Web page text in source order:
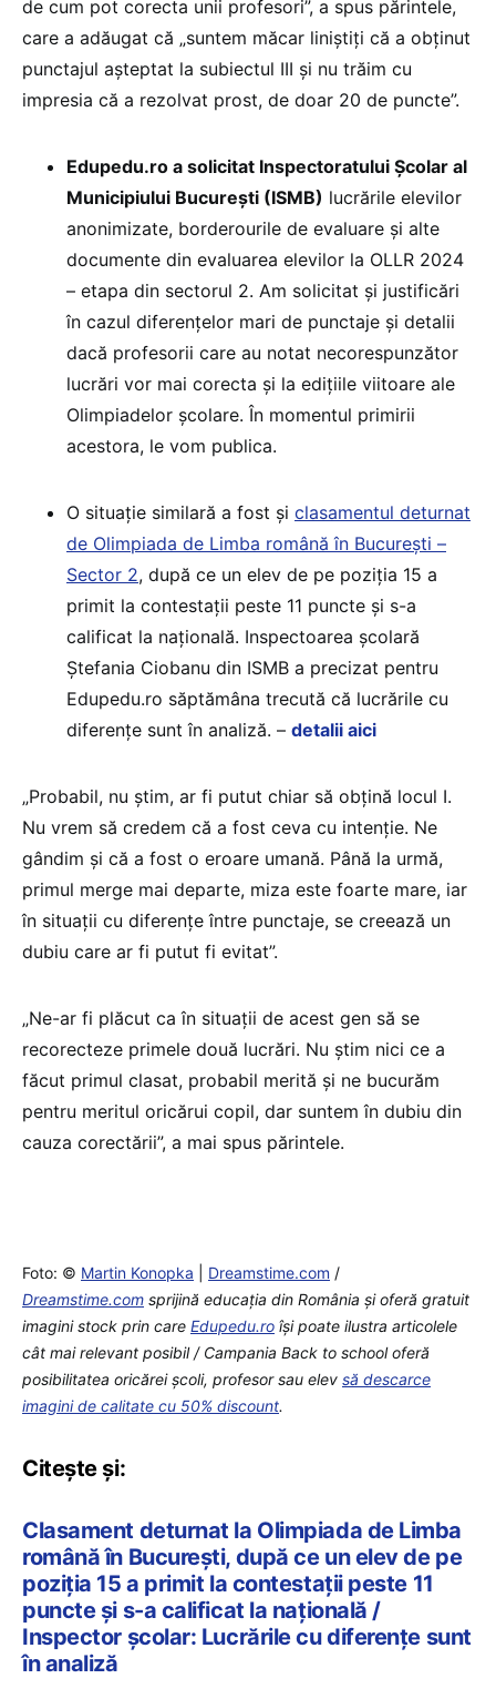
de cum pot corecta unii profesori”, a spus părintele,
care a adăugat că „suntem măcar liniștiți că a obținut
punctajul așteptat la subiectul III și nu trăim cu
impresia că a rezolvat prost, de doar 20 de puncte”.
Edupedu.ro a solicitat Inspectoratului Școlar al
Municipiului București (ISMB) lucrările elevilor
anonimizate, borderourile de evaluare și alte
documente din evaluarea elevilor la OLLR 2024
– etapa din sectorul 2. Am solicitat și justificări
în cazul diferențelor mari de punctaje și detalii
dacă profesorii care au notat necorespunzător
lucrări vor mai corecta și la edițiile viitoare ale
Olimpiadelor școlare. În momentul primirii
acestora, le vom publica.
O situație similară a fost și clasamentul deturnat
de Olimpiada de Limba română în București –
Sector 2, după ce un elev de pe poziția 15 a
primit la contestații peste 11 puncte și s-a
calificat la națională. Inspectoarea școlară
Ștefania Ciobanu din ISMB a precizat pentru
Edupedu.ro săptămâna trecută că lucrările cu
diferențe sunt în analiză. – detalii aici
„Probabil, nu știm, ar fi putut chiar să obțină locul I.
Nu vrem să credem că a fost ceva cu intenție. Ne
gândim și că a fost o eroare umană. Până la urmă,
primul merge mai departe, miza este foarte mare, iar
în situații cu diferențe între punctaje, se creează un
dubiu care ar fi putut fi evitat”.
„Ne-ar fi plăcut ca în situații de acest gen să se
recorecteze primele două lucrări. Nu știm nici ce a
făcut primul clasat, probabil merită și ne bucurăm
pentru meritul oricărui copil, dar suntem în dubiu din
cauza corectării”, a mai spus părintele.
Foto: © Martin Konopka Dreamstime.com /
Dreamstime.com sprijină educaţia din România şi oferă gratuit
imagini stock prin care Edupedu.ro îşi poate ilustra articolele
cât mai relevant posibil / Campania Back to school oferă
posibilitatea oricărei școli, profesor sau elev să descarce
imagini de calitate cu 50% discount.
Citește și:
Clasament deturnat la Olimpiada de Limba
română în București, după ce un elev de pe
poziția 15 a primit la contestații peste 11
puncte și s-a calificat la națională /
Inspector școlar: Lucrările cu diferențe sunt
în analiză